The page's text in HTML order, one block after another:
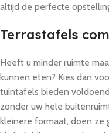
altijd de perfecte
Terrastafels
Heeft u minder ruimte
kunnen eten? Kies dan
tuintafels bieden
zonder uw hele
kleinere formaat, doen ze